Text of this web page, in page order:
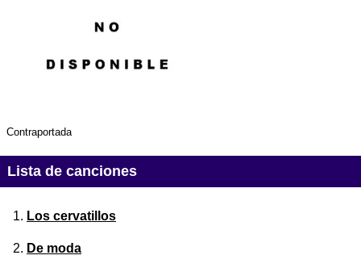
Contraportada
Lista de canciones
Los cervatillos
De moda